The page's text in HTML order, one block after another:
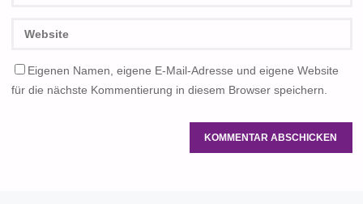
Eigenen Namen, eigene E-Mail-Adresse und eigene Website
für die nächste Kommentierung in diesem Browser speichern.